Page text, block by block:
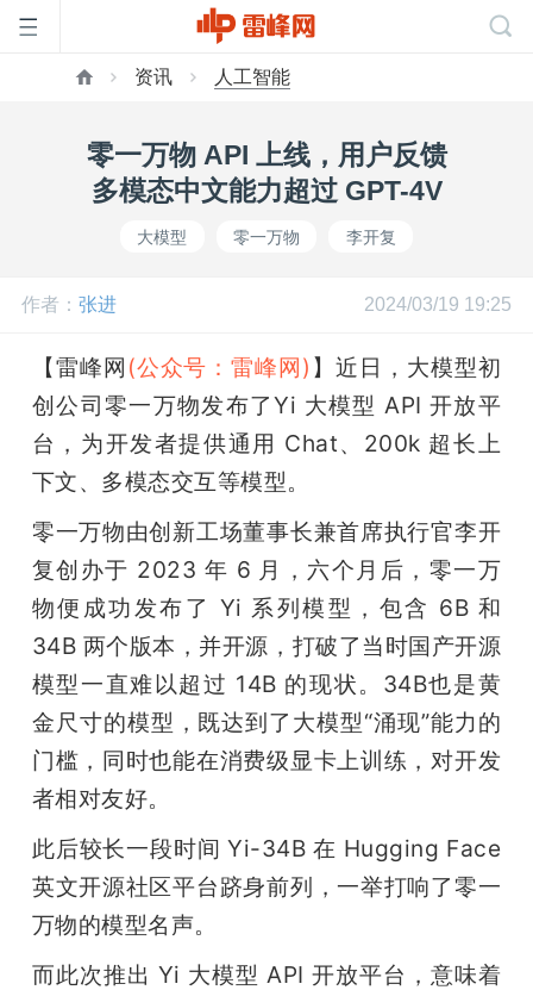
网
开
课
活
动
心
GAIR
资讯 人工智能
零一万物 API 上线，用户反馈
多模态中文能力超过 GPT-4V
大模型 零一万物 李开复
作者： 张进 2024/03/19 19:25
【雷峰网 (公众号：雷峰网) 】近日，大模型初
创公司零一万物发布了Yi 大模型 API 开放平
台，为开发者提供通用 Chat、200k 超长上
下文、多模态交互等模型。
零一万物由创新工场董事长兼首席执行官李开
复创办于 2023 年 6 月，六个月后，零一万
物便成功发布了 Yi 系列模型，包含 6B 和
34B 两个版本，并开源，打破了当时国产开源
模型一直难以超过 14B 的现状。34B也是黄
金尺寸的模型，既达到了大模型“涌现”能力的
门槛，同时也能在消费级显卡上训练，对开发
者相对友好。
此后较长一段时间 Yi-34B 在 Hugging Face
英文开源社区平台跻身前列，一举打响了零一
万物的模型名声。
而此次推出 Yi 大模型 API 开放平台，意味着